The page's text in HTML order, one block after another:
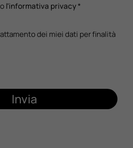
l'informativa privacy*
dei miei dati per finalità
Invia